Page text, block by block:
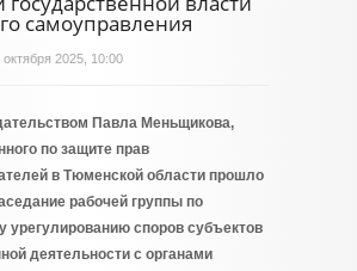
самоуправления
октября 2025, 10:00
Павла Меньщикова,
по защите прав
в Тюменской области прошло
рабочей группы по
урегулированию споров субъектов
деятельности с органами